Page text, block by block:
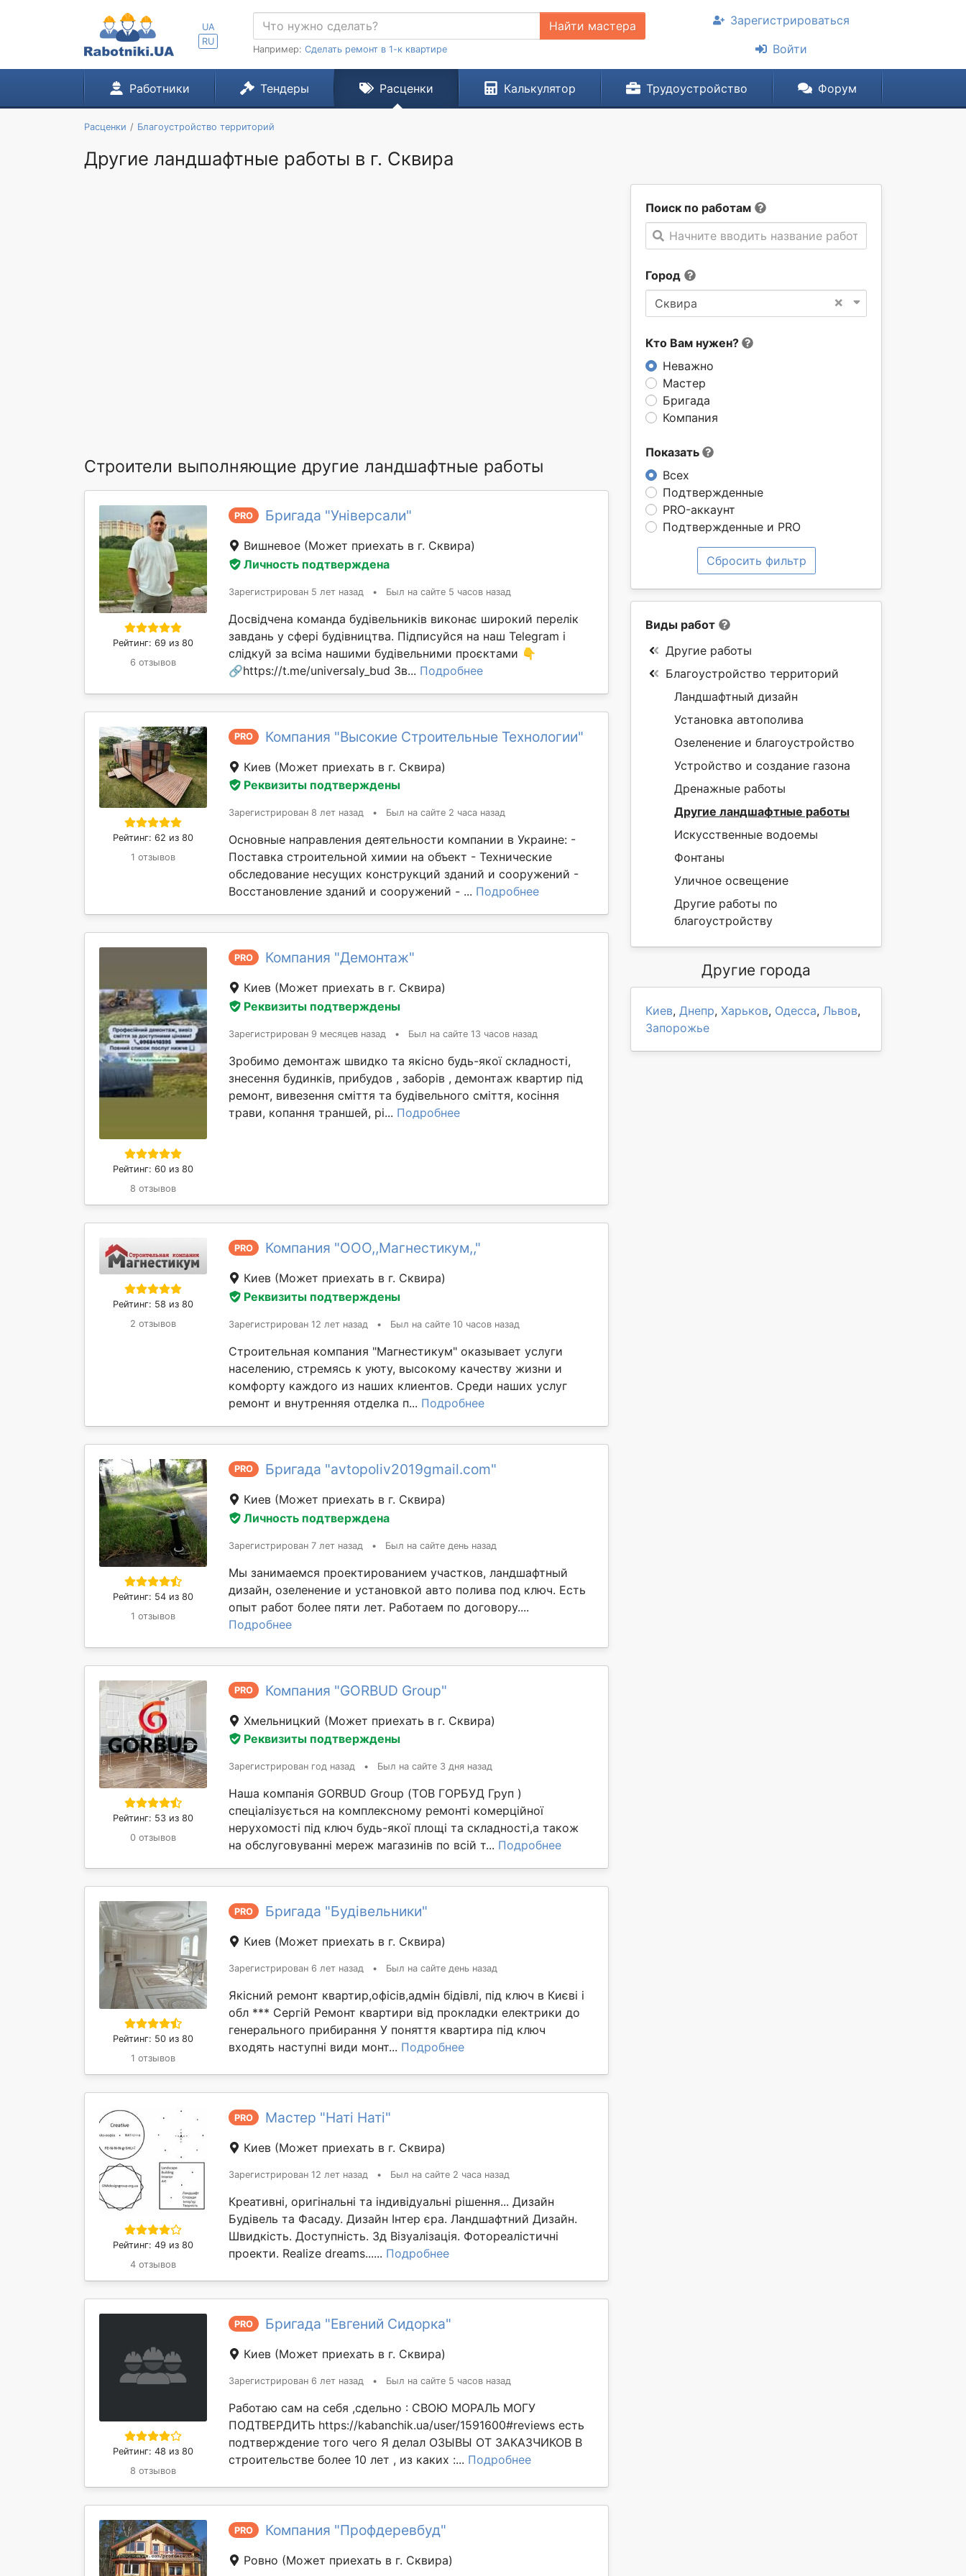
UA
RU
Найти мастера
Например: Сделать ремонт в 1-к квартире
Зарегистрироваться
Войти
Работники Тендеры Расценки Калькулятор Трудоустройство Форум
Расценки Благоустройство территорий
Другие ландшафтные работы в г. Сквирa
Поиск по работам
Начните вводить название работы
Город
×
Сквирa
Кто Вам нужен?
Неважно
Мастер
Бригада
Компания
Показать
Всех
Подтвержденные
PRO-аккаунт
Подтвержденные и PRO
Сбросить фильтр
Строители выполняющие другие ландшафтные работы
Рейтинг: 69 из 80
6 отзывов
PRO Бригада "Універсали"
Вишневое (Может приехать в г. Сквирa)
Личность подтверждена
Зарегистрирован 5 лет назад • Был на сайте 5 часов назад
Досвідчена команда будівельників виконає широкий перелік
завдань у сфері будівництва. Підписуйся на наш Telegram і
слідкуй за всіма нашими будівельними проєктами 👇
🔗https://t.me/universaly_bud Зв... Подробнее
Рейтинг: 62 из 80
1 отзывов
PRO Компания "Высокие Строительные Технологии"
Киев (Может приехать в г. Сквирa)
Реквизиты подтверждены
Зарегистрирован 8 лет назад • Был на сайте 2 часа назад
Основные направления деятельности компании в Украине: -
Поставка строительной химии на объект - Технические
обследование несущих конструкций зданий и сооружений -
Восстановление зданий и сооружений - ... Подробнее
Рейтинг: 60 из 80
8 отзывов
PRO Компания "Демонтаж"
Киев (Может приехать в г. Сквирa)
Реквизиты подтверждены
Зарегистрирован 9 месяцев назад • Был на сайте 13 часов назад
Зробимо демонтаж швидко та якісно будь-якої складності,
знесення будинків, прибудов , заборів , демонтаж квартир під
ремонт, вивезення сміття та будівельного сміття, косіння
трави, копання траншей, рі... Подробнее
Рейтинг: 58 из 80
2 отзывов
PRO Компания "ООО,,Магнестикум,,"
Киев (Может приехать в г. Сквирa)
Реквизиты подтверждены
Зарегистрирован 12 лет назад • Был на сайте 10 часов назад
Строительная компания "Магнестикум" оказывает услуги
населению, стремясь к уюту, высокому качеству жизни и
комфорту каждого из наших клиентов. Среди наших услуг
ремонт и внутренняя отделка п... Подробнее
Рейтинг: 54 из 80
1 отзывов
PRO Бригада "avtopoliv2019gmail.com"
Киев (Может приехать в г. Сквирa)
Личность подтверждена
Зарегистрирован 7 лет назад • Был на сайте день назад
Мы занимаемся проектированием участков, ландшафтный
дизайн, озеленение и установкой авто полива под ключ. Есть
опыт работ более пяти лет. Работаем по договору....
Подробнее
Рейтинг: 53 из 80
0 отзывов
PRO Компания "GORBUD Group"
Хмельницкий (Может приехать в г. Сквирa)
Реквизиты подтверждены
Зарегистрирован год назад • Был на сайте 3 дня назад
Наша компанія GORBUD Group (ТОВ ГОРБУД Груп )
спеціалізується на комплексному ремонті комерційної
нерухомості під ключ будь-якої площі та складності,а також
на обслуговуванні мереж магазинів по всій т... Подробнее
Рейтинг: 50 из 80
1 отзывов
PRO Бригада "Будівельники"
Киев (Может приехать в г. Сквирa)
Зарегистрирован 6 лет назад • Был на сайте день назад
Якісний ремонт квартир,офісів,адмін бідівлі, під ключ в Києві і
обл *** Сергій Ремонт квартири від прокладки електрики до
генерального прибирання У поняття квартира під ключ
входять наступні види монт... Подробнее
Рейтинг: 49 из 80
4 отзывов
PRO Мастер "Наті Наті"
Киев (Может приехать в г. Сквирa)
Зарегистрирован 12 лет назад • Был на сайте 2 часа назад
Креативні, оригінальні та індивідуальні рішення... Дизайн
Будівель та Фасаду. Дизайн Інтер єра. Ландшафтний Дизайн.
Швидкість. Доступність. 3д Візуалізація. Фотореалістичні
проекти. Realize dreams...... Подробнее
Рейтинг: 48 из 80
8 отзывов
PRO Бригада "Евгений Сидорка"
Киев (Может приехать в г. Сквирa)
Зарегистрирован 6 лет назад • Был на сайте 5 часов назад
Работаю сам на себя ,сдельно : СВОЮ МОРАЛЬ МОГУ
ПОДТВЕРДИТЬ https://kabanchik.ua/user/1591600#reviews есть
подтверждение того чего Я делал ОЗЫВЫ ОТ ЗАКАЗЧИКОВ В
строительстве более 10 лет , из каких :... Подробнее
PRO Компания "Профдеревбуд"
Ровно (Может приехать в г. Сквирa)
Виды работ
Другие работы
Благоустройство территорий
Ландшафтный дизайн
Установка автополива
Озеленение и благоустройство
Устройство и создание газона
Дренажные работы
Другие ландшафтные работы
Искусственные водоемы
Фонтаны
Уличное освещение
Другие работы по
благоустройству
Другие города
Киев, Днепр, Харьков, Одесса, Львов,
Запорожье